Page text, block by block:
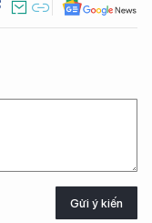
Gửi ý kiến